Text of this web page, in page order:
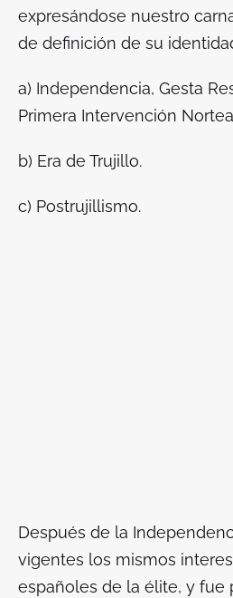
expresándose nuestro
de definición de su
a) Independencia, Gesta
Primera Intervención
b) Era de Trujillo.
c) Postrujillismo.
Después de la
vigentes los mismos
españoles de la élite, y fue